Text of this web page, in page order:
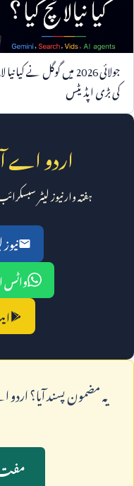
جولائی2026میں گوگل نے کیا نیا
کی بڑی اپڈیٹس
اردو اے
ہفتہ وار نیوز لیٹر
واٹس
يہ مضمون پسند آيا؟